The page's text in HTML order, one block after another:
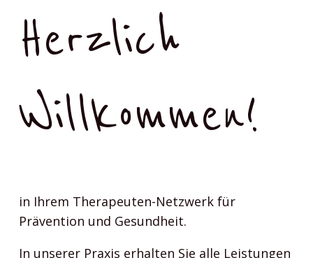
Herzlich
Willkommen!
in Ihrem Therapeuten-Netzwerk für
Prävention und Gesundheit.
In unserer Praxis erhalten Sie alle Leistungen